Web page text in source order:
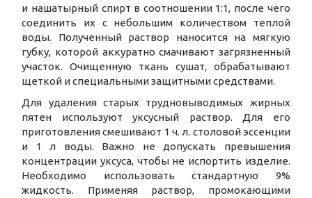
и нашатырный спирт в соотношении 1:1, после чего
соединить их с небольшим количеством теплой
воды. Полученный раствор наносится на мягкую
губку, которой аккуратно смачивают загрязненный
участок. Очищенную ткань сушат, обрабатывают
щеткой и специальными защитными средствами.
Для удаления старых трудновыводимых жирных
пятен используют уксусный раствор. Для его
приготовления смешивают 1 ч. л. столовой эссенции
и 1 л воды. Важно не допускать превышения
концентрации уксуса, чтобы не испортить изделие.
Необходимо использовать стандартную 9%
жидкость. Применяя раствор, промокающими